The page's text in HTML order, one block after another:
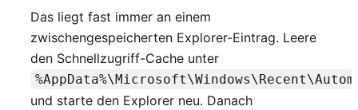
Das liegt fast immer an einem
zwischengespeicherten Explorer-Eintrag. Leere
den Schnellzugriff-Cache unter
und starte den Explorer neu. Danach